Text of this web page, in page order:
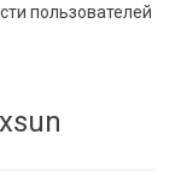
пользователей